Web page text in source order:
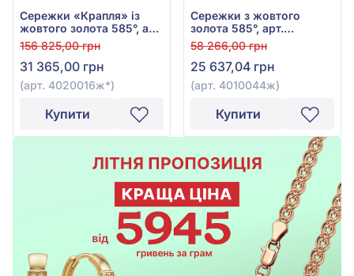
Сережки «Крапля» із
жовтого золота 585°, арт.
4020016ж
156 825,00 грн
31 365,00 грн
(арт. 4020016ж*)
Купити
Сережки з жовтого
золота 585°, арт.
4010044ж
58 266,00 грн
25 637,04 грн
(арт. 4010044ж)
Купити